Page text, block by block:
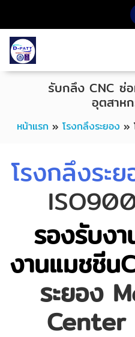
หน้าแรก » โรงกลึงระยอง »
รับกลึง CNC ซ่
อุตสาห
โรงกลึงระ
รองรับง
งานแมชชีน
ระยอง
Center